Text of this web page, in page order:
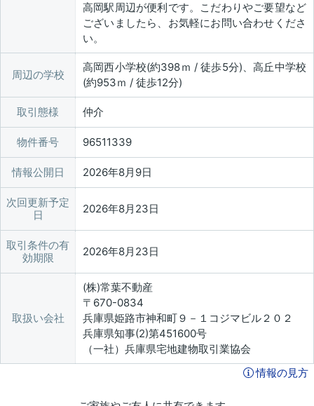
高岡駅周辺が便利です。こだわりやご要望など
ございましたら、お気軽にお問い合わせくださ
い。
周辺の学校
高岡西小学校(約398ｍ / 徒歩5分)、高丘中学校
(約953ｍ / 徒歩12分)
取引態様 仲介
物件番号 96511339
情報公開日 2026年8月9日
次回更新予定
日
2026年8月23日
取引条件の有
効期限
2026年8月23日
取扱い会社
(株)常葉不動産
〒670-0834
兵庫県姫路市神和町９－１コジマビル２０２
兵庫県知事(2)第451600号
（一社）兵庫県宅地建物取引業協会
情報の見方